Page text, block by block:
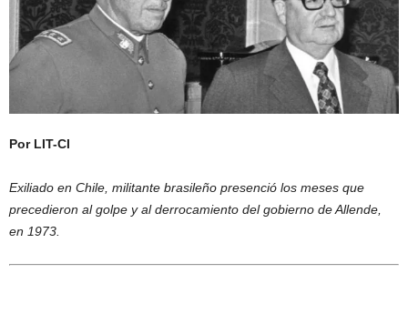
Por LIT-CI
Exiliado en Chile, militante brasileño presenció los meses que
precedieron al golpe y al derrocamiento del gobierno de Allende,
en 1973.